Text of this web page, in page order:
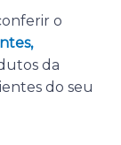
o
,
da
do seu